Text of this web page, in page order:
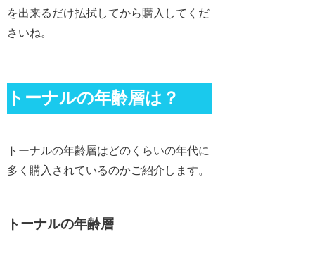
を出来るだけ払拭してから購入してくだ
さいね。
トーナルの年齢層は？
トーナルの年齢層はどのくらいの年代に
多く購入されているのかご紹介します。
トーナルの年齢層